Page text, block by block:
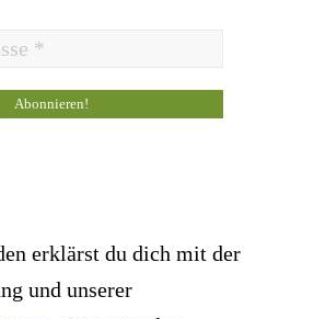
erklärst du dich mit der
und unserer